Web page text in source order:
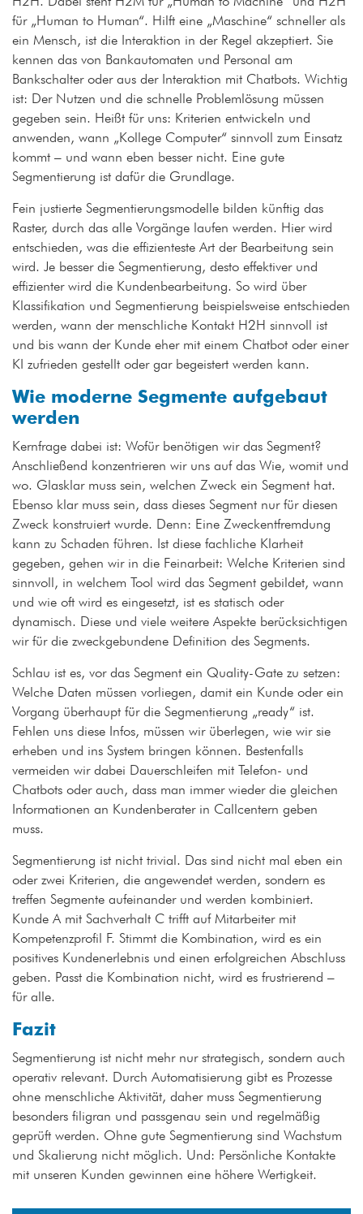
für „Human to Human“. Hilft eine „Maschine“ schneller als
ein Mensch, ist die Interaktion in der Regel akzeptiert. Sie
kennen das von Bankautomaten und Personal am
Bankschalter oder aus der Interaktion mit Chatbots. Wichtig
ist: Der Nutzen und die schnelle Problemlösung müssen
gegeben sein. Heißt für uns: Kriterien entwickeln und
anwenden, wann „Kollege Computer“ sinnvoll zum Einsatz
kommt – und wann eben besser nicht. Eine gute
Segmentierung ist dafür die Grundlage.
Fein justierte Segmentierungsmodelle bilden künftig das
Raster, durch das alle Vorgänge laufen werden. Hier wird
entschieden, was die effizienteste Art der Bearbeitung sein
wird. Je besser die Segmentierung, desto effektiver und
effizienter wird die Kundenbearbeitung. So wird über
Klassifikation und Segmentierung beispielsweise entschieden
werden, wann der menschliche Kontakt H2H sinnvoll ist
und bis wann der Kunde eher mit einem Chatbot oder einer
KI zufrieden gestellt oder gar begeistert werden kann.
Wie moderne Segmente aufgebaut
werden
Kernfrage dabei ist: Wofür benötigen wir das Segment?
Anschließend konzentrieren wir uns auf das Wie, womit und
wo. Glasklar muss sein, welchen Zweck ein Segment hat.
Ebenso klar muss sein, dass dieses Segment nur für diesen
Zweck konstruiert wurde. Denn: Eine Zweckentfremdung
kann zu Schaden führen. Ist diese fachliche Klarheit
gegeben, gehen wir in die Feinarbeit: Welche Kriterien sind
sinnvoll, in welchem Tool wird das Segment gebildet, wann
und wie oft wird es eingesetzt, ist es statisch oder
dynamisch. Diese und viele weitere Aspekte berücksichtigen
wir für die zweckgebundene Definition des Segments.
Schlau ist es, vor das Segment ein Quality-Gate zu setzen:
Welche Daten müssen vorliegen, damit ein Kunde oder ein
Vorgang überhaupt für die Segmentierung „ready“ ist.
Fehlen uns diese Infos, müssen wir überlegen, wie wir sie
erheben und ins System bringen können. Bestenfalls
vermeiden wir dabei Dauerschleifen mit Telefon- und
Chatbots oder auch, dass man immer wieder die gleichen
Informationen an Kundenberater in Callcentern geben
muss.
Segmentierung ist nicht trivial. Das sind nicht mal eben ein
oder zwei Kriterien, die angewendet werden, sondern es
treffen Segmente aufeinander und werden kombiniert.
Kunde A mit Sachverhalt C trifft auf Mitarbeiter mit
Kompetenzprofil F. Stimmt die Kombination, wird es ein
positives Kundenerlebnis und einen erfolgreichen Abschluss
geben. Passt die Kombination nicht, wird es frustrierend –
für alle.
Fazit
Segmentierung ist nicht mehr nur strategisch, sondern auch
operativ relevant. Durch Automatisierung gibt es Prozesse
ohne menschliche Aktivität, daher muss Segmentierung
besonders filigran und passgenau sein und regelmäßig
geprüft werden. Ohne gute Segmentierung sind Wachstum
und Skalierung nicht möglich. Und: Persönliche Kontakte
mit unseren Kunden gewinnen eine höhere Wertigkeit.